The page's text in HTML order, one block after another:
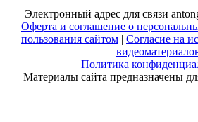
Электронный адрес для связи
Оферта и соглашение о
пользования сайтом | Согласие на
Политика
Материалы сайта предназначены